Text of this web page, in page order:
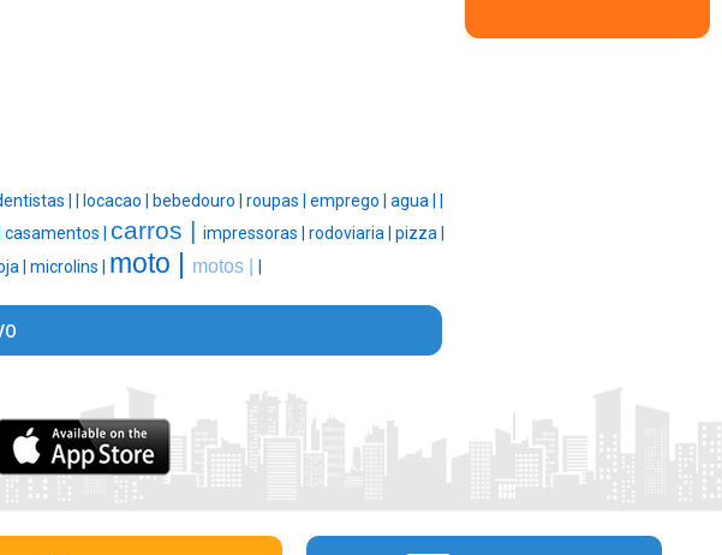
| locacao | bebedouro | roupas | emprego | agua |
casamentos | carros | impressoras | rodoviaria | pizza |
| microlins | moto | motos |